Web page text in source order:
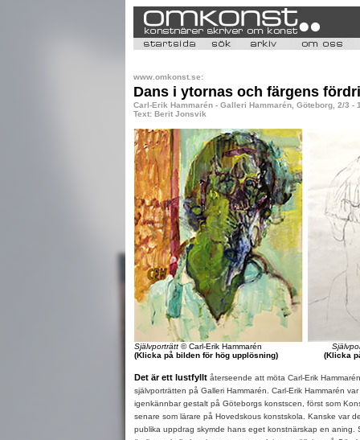
www.omkonst.se:
Dans i ytornas och färgens
Carl-Erik Hammarén - Galleri Hammarén, Göteborg, 2/3 -
Text: Berit Jonsvik
Självporträtt © Carl-Erik Hammarén
(Klicka på bilden för hög upplösning)
(Klicka
Det är ett lustfyllt återseende att möta Carl-Erik
självporträtten på Galleri Hammarén. Carl-Erik Hammarén
igenkännbar gestalt på Göteborgs konstscen, först som
senare som lärare på Hovedskous konstskola. Kanske var
publika uppdrag skymde hans eget konstnärskap en aning.